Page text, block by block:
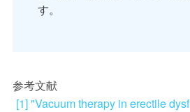
す。
参考文献
[1] "Vacuum therapy in erectile